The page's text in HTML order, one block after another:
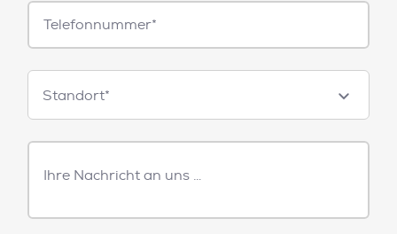
Telefonnummer
Standorte
Standort*
Freitext
Nachricht